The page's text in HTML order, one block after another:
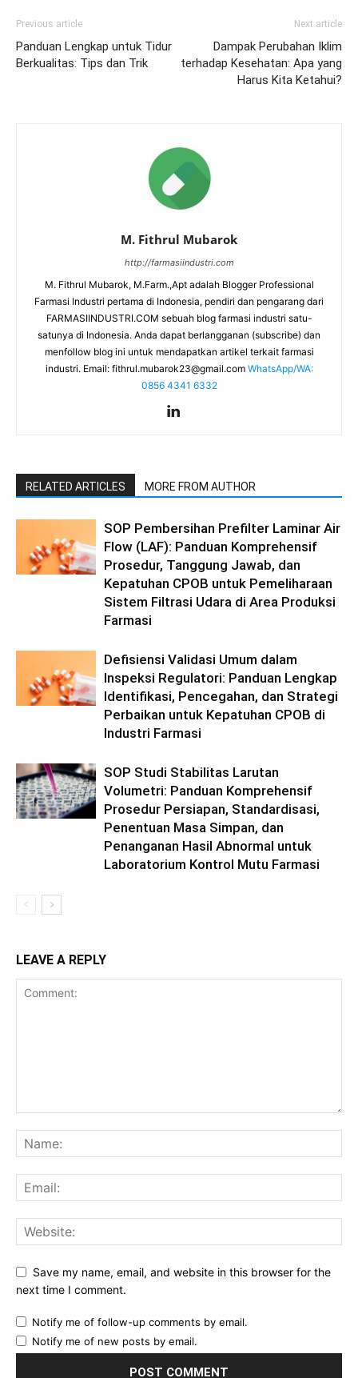
Previous article
Panduan Lengkap untuk Tidur
Berkualitas: Tips dan Trik
Next article
Dampak Perubahan Iklim
terhadap Kesehatan: Apa yang
Harus Kita Ketahui?
M. Fithrul Mubarok
http://farmasiindustri.com
M. Fithrul Mubarok, M.Farm.,Apt adalah Blogger Professional
Farmasi Industri pertama di Indonesia, pendiri dan pengarang dari
FARMASIINDUSTRI.COM sebuah blog farmasi industri satu-
satunya di Indonesia. Anda dapat berlangganan (subscribe) dan
menfollow blog ini untuk mendapatkan artikel terkait farmasi
industri. Email: fithrul.mubarok23@gmail.com WhatsApp/WA:
0856 4341 6332
RELATED ARTICLES MORE FROM AUTHOR
SOP Pembersihan Prefilter Laminar Air
Flow (LAF): Panduan Komprehensif
Prosedur, Tanggung Jawab, dan
Kepatuhan CPOB untuk Pemeliharaan
Sistem Filtrasi Udara di Area Produksi
Farmasi
Defisiensi Validasi Umum dalam
Inspeksi Regulatori: Panduan Lengkap
Identifikasi, Pencegahan, dan Strategi
Perbaikan untuk Kepatuhan CPOB di
Industri Farmasi
SOP Studi Stabilitas Larutan
Volumetri: Panduan Komprehensif
Prosedur Persiapan, Standardisasi,
Penentuan Masa Simpan, dan
Penanganan Hasil Abnormal untuk
Laboratorium Kontrol Mutu Farmasi
LEAVE A REPLY
Save my name, email, and website in this browser for the
next time I comment.
Notify me of follow-up comments by email.
Notify me of new posts by email.